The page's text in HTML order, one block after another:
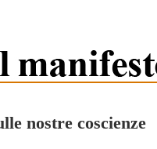
nostre coscienze